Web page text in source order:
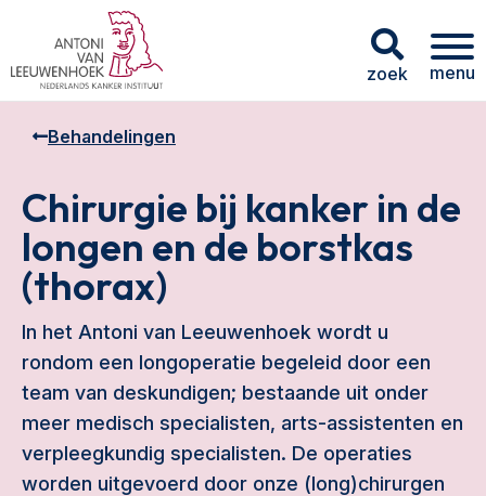
zoek menu
Chirurgie bij kanker in de
longen en de borstkas
(thorax)
In het Antoni van Leeuwenhoek wordt u
rondom een longoperatie begeleid door een
team van deskundigen; bestaande uit onder
meer medisch specialisten, arts-assistenten en
verpleegkundig specialisten. De operaties
worden uitgevoerd door onze (long)chirurgen
Behandelingen